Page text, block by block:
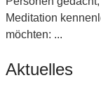
Meditation
möchten: ...
Aktuelles